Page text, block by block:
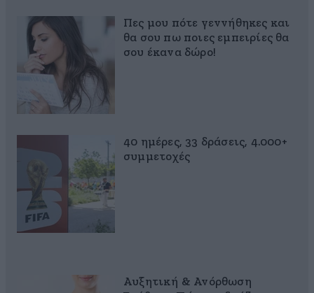
Πες μου πότε γεννήθηκες και
θα σου πω ποιες εμπειρίες θα
σου έκανα δώρο!
40 ημέρες, 33 δράσεις, 4.000+
συμμετοχές
Αυξητική & Ανόρθωση